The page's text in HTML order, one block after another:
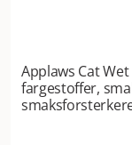
Applaws Cat
fargestoffer,